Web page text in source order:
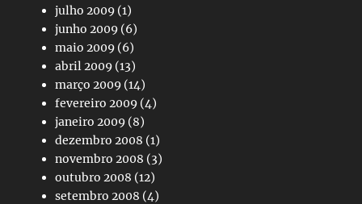
julho 2009 (1)
junho 2009 (6)
maio 2009 (6)
abril 2009 (13)
março 2009 (14)
fevereiro 2009 (4)
janeiro 2009 (8)
dezembro 2008 (1)
novembro 2008 (3)
outubro 2008 (12)
setembro 2008 (4)